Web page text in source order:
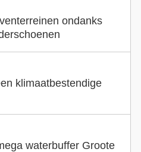
ondanks
klimaatbestendige
waterbuffer Groote